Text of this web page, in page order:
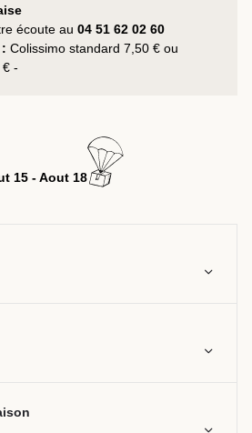
écoute au 04 51 62 02 60
Colissimo standard 7,50 € ou
€ -
15 - Aout 18